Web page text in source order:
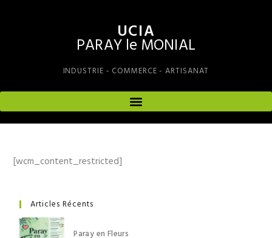
UCIA
PARAY le MONIAL
INDUSTRIE - COMMERCE - ARTISANAT
[wcm_content_restricted]
Articles Récents
Paray en Fleurs